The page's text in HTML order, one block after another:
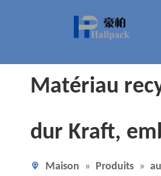
Matériau
dur Kraft,
Maison » Produits »